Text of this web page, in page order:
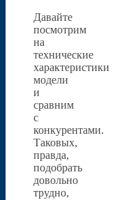
Давайте
посмотрим
на
технические
характеристики
модели
и
сравним
с
конкурентами.
Таковых,
правда,
подобрать
довольно
трудно,